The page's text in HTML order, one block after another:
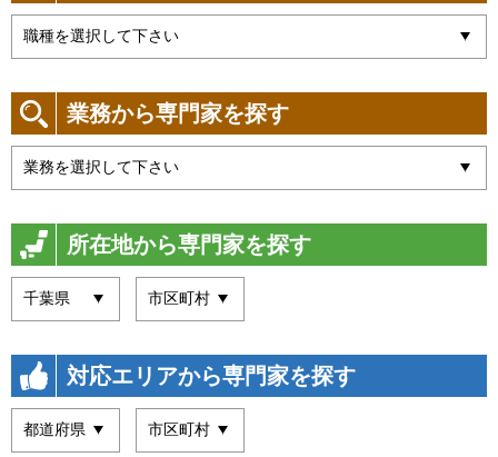
業務から専門家を探す
所在地から専門家を探す
対応エリアから専門家を探す